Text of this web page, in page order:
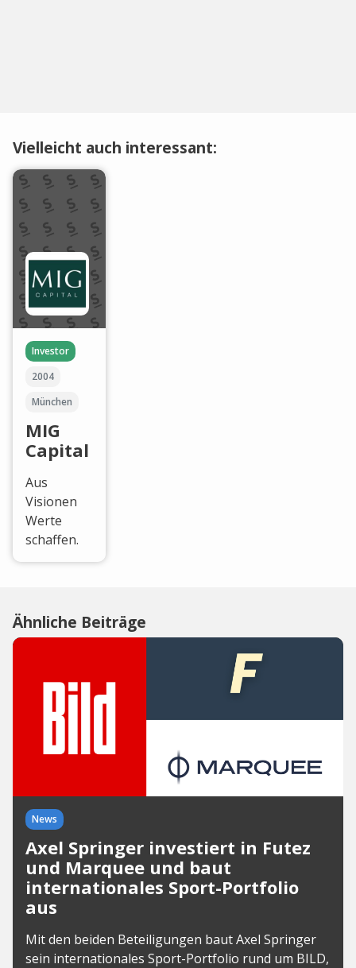
Vielleicht auch interessant:
Investor
2004
München
MIG
Capital
Aus
Visionen
Werte
schaffen.
Ähnliche Beiträge
News
Axel Springer investiert in Futez
und Marquee und baut
internationales Sport-Portfolio
aus
Mit den beiden Beteiligungen baut Axel Springer
sein internationales Sport-Portfolio rund um BILD,